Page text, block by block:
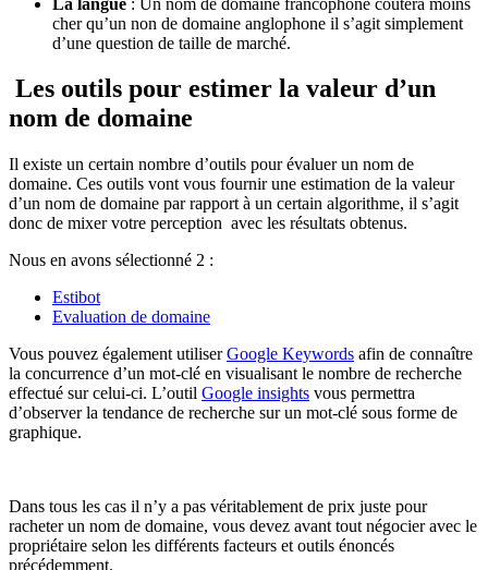
cher qu’un non de domaine anglophone il s’agit simplement
d’une question de taille de marché.
Les outils pour estimer la valeur d’un
nom de domaine
Il existe un certain nombre d’outils pour évaluer un nom de
domaine. Ces outils vont vous fournir une estimation de la valeur
d’un nom de domaine par rapport à un certain algorithme, il s’agit
donc de mixer votre perception avec les résultats obtenus.
Nous en avons sélectionné 2 :
Estibot
Evaluation de domaine
Vous pouvez également utiliserGoogle Keywords afin de connaître
la concurrence d’un mot-clé en visualisant le nombre de recherche
effectué sur celui-ci. L’outil Google insights vous permettra
d’observer la tendance de recherche sur un mot-clé sous forme de
graphique.
Dans tous les cas il n’y a pas véritablement de prix juste pour
racheter un nom de domaine, vous devez avant tout négocier avec le
propriétaire selon les différents facteurs et outils énoncés
précédemment.